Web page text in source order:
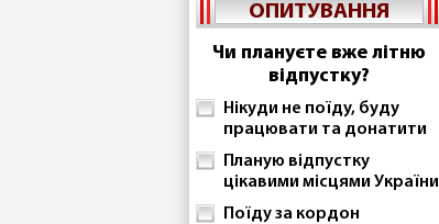
ОПИТУВАННЯ
Чи плануєте вже літню
відпустку?
Нікуди не поїду, буду
працювати та донатити
Планую відпустку
цікавими місцями України
Поїду за кордон